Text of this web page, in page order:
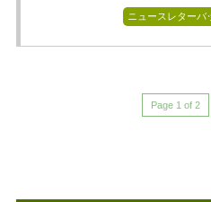
ニュースレターバ
Page 1 of 2